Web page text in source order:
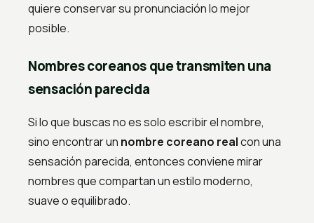
quiere conservar su pronunciación lo mejor
posible.
Nombres coreanos que transmiten una
sensación parecida
Si lo que buscas no es solo escribir el nombre,
sino encontrar un nombre coreano realcon una
sensación parecida, entonces conviene mirar
nombres que compartan un estilo moderno,
suave o equilibrado.